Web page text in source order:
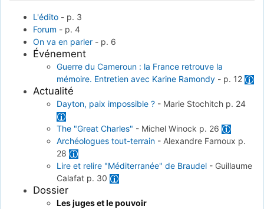
L'édito - p. 3
Forum - p. 4
On va en parler - p. 6
Événement
Guerre du Cameroun : la France retrouve la
mémoire. Entretien avec Karine Ramondy - p. 12
Actualité
Dayton, paix impossible ? - Marie Stochitch p. 24
The "Great Charles" - Michel Winock p. 26
Archéologues tout-terrain - Alexandre Farnoux p.
28
Lire et relire "Méditerranée" de Braudel - Guillaume
Calafat p. 30
Dossier
Les juges et le pouvoir